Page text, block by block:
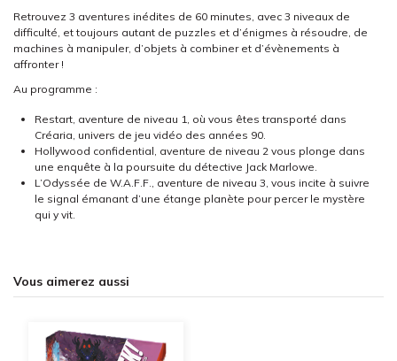
Retrouvez 3 aventures inédites de 60 minutes, avec 3 niveaux de
difficulté, et toujours autant de puzzles et d’énigmes à résoudre, de
machines à manipuler, d’objets à combiner et d’évènements à
affronter !
Au programme :
Restart, aventure de niveau 1, où vous êtes transporté dans
Créaria, univers de jeu vidéo des années 90.
Hollywood confidential, aventure de niveau 2 vous plonge dans
une enquête à la poursuite du détective Jack Marlowe.
L’Odyssée de W.A.F.F., aventure de niveau 3, vous incite à suivre
le signal émanant d’une étange planète pour percer le mystère
qui y vit.
Vous aimerez aussi